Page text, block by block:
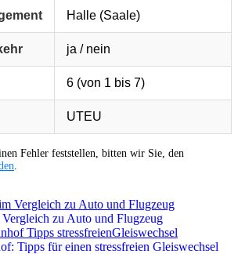
Halle (Saale)
ja / nein
6 (von 1 bis 7)
UTEU
Fehler feststellen, bitten wir Sie, den
zu Auto und Flugzeug
Tipps für einen stressfreien Gleiswechsel